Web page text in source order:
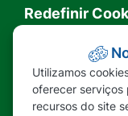
Redefinir
Transparência
Ouvidoria
Utilizamos
oferecer serviços
recursos do site